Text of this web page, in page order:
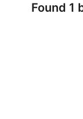
Found 1